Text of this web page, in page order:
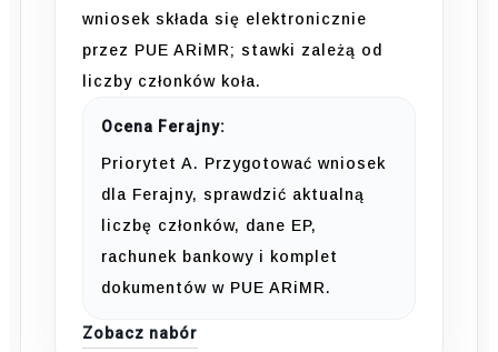
wniosek składa się elektronicznie
przez PUE ARiMR; stawki zależą od
liczby członków koła.
Ocena Ferajny:
Priorytet A. Przygotować wniosek
dla Ferajny, sprawdzić aktualną
liczbę członków, dane EP,
rachunek bankowy i komplet
dokumentów w PUE ARiMR.
Zobacz nabór